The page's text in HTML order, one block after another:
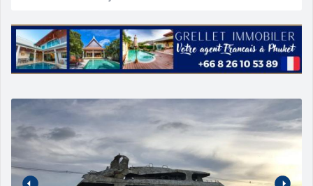
Phuket Peranakan Festival
‘Phuket Eye’ assurera la sécurité pendant Songkran
Campagne de sécurité routière ‘Seven Days of Danger’ de